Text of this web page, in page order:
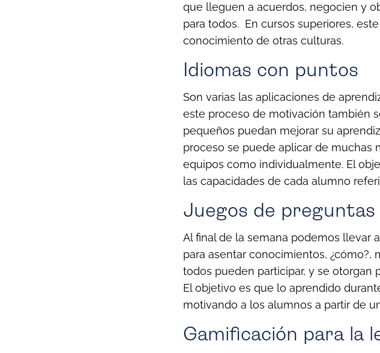
que lleguen a acuerdos, negocien y
para todos. En cursos superiores,
conocimiento de otras culturas.
Idiomas con puntos
Son varias las aplicaciones de
este proceso de motivación también
pequeños puedan mejorar su
proceso se puede aplicar de muchas
equipos como individualmente. El
las capacidades de cada alumno
Juegos de preguntas
Al final de la semana podemos llevar
para asentar conocimientos,
todos pueden participar, y se otorgan
El objetivo es que lo aprendido
motivando a los alumnos a partir de
Gamificación para la